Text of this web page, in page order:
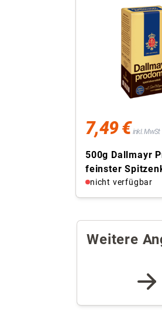
7,49 €inkl. MwSt
500g Dallmayr
feinster
Filterkaffee
spezialveredelt
nicht verfügbar
Weitere